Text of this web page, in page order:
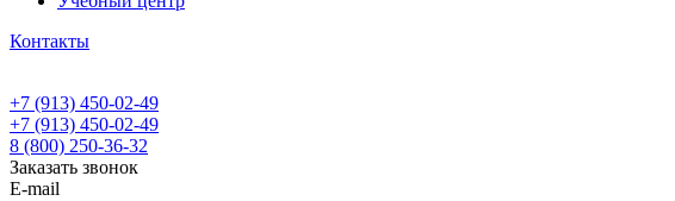
Контакты
+7 (913) 450-02-49
+7 (913) 450-02-49
8 (800) 250-36-32
Заказать звонок
E-mail